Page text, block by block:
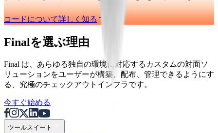
コードについて詳しく知る
Finalを選ぶ理由
Final は、あらゆる独自の環境に対応するカスタムの対面ソ
リューションをユーザーが構築、配布、管理できるようにす
る、究極のチェックアウトインフラです。
今すぐ始める
ツールスイート